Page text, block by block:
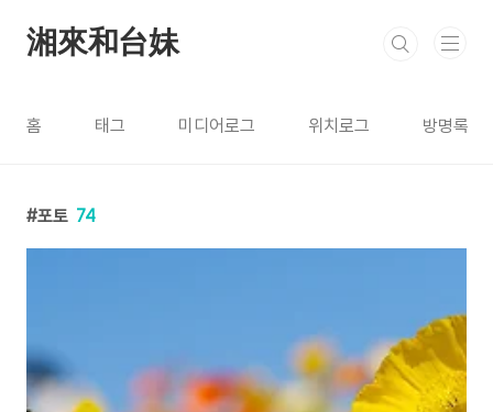
湘來和台妹
홈 태그 미디어로그 위치로그 방명록
포토 74